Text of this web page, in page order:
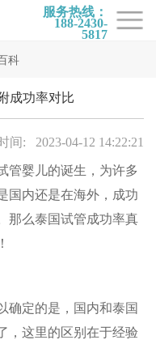
服务热线：
188-2430-
5817
科
成功率对比
间: 2023-04-12 14:22:21
管婴儿的诞生，为许多
国内还是在海外，成功
那么泰国试管成功率真
确定的是，国内和泰国
，这里的区别在于经验